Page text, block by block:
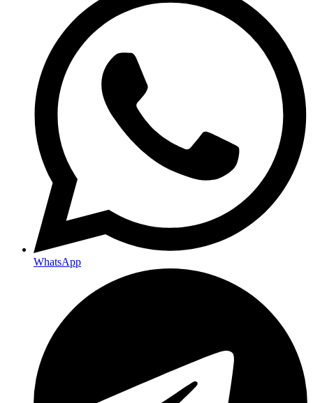
WhatsApp